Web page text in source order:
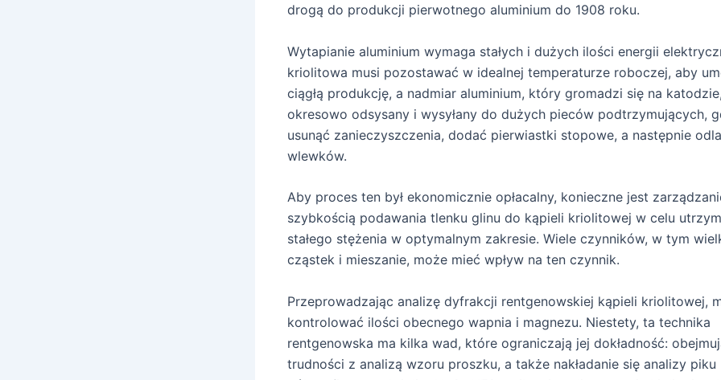
drogą do produkcji pierwotnego aluminium do 1908 roku.
Wytapianie aluminium wymaga stałych i dużych ilości energii
kriolitowa musi pozostawać w idealnej temperaturze roboczej, aby
ciągłą produkcję, a nadmiar aluminium, który gromadzi się na
okresowo odsysany i wysyłany do dużych pieców podtrzymujących,
usunąć zanieczyszczenia, dodać pierwiastki stopowe, a następnie
wlewków.
Aby proces ten był ekonomicznie opłacalny, konieczne jest
szybkością podawania tlenku glinu do kąpieli kriolitowej w celu
stałego stężenia w optymalnym zakresie. Wiele czynników, w tym
cząstek i mieszanie, może mieć wpływ na ten czynnik.
Przeprowadzając analizę dyfrakcji rentgenowskiej kąpieli kriolitowej,
kontrolować ilości obecnego wapnia i magnezu. Niestety, ta technika
rentgenowska ma kilka wad, które ograniczają jej dokładność:
trudności z analizą wzoru proszku, a także nakładanie się analizy piku